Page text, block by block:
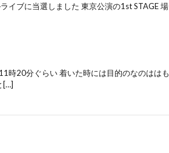
イブに当選しました 東京公演の1st STAGE 場
時20分ぐらい 着いた時には目的のなのははも
[…]